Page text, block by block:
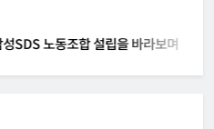
조사결과 발표
노동조합 설립을 바라보며